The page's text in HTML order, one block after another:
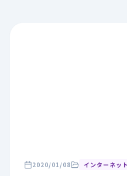
2020/01/08 インターネット